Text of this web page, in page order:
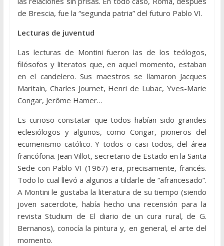
de Brescia, fue la “segunda patria” del futuro Pablo VI.
Lecturas de juventud
Las lecturas de Montini fueron las de los teólogos,
filósofos y literatos que, en aquel momento, estaban
en el candelero. Sus maestros se llamaron Jacques
Maritain, Charles Journet, Henri de Lubac, Yves-Marie
Congar, Jerôme Hamer…
Es curioso constatar que todos habían sido grandes
eclesiólogos y algunos, como Congar, pioneros del
ecumenismo católico. Y todos o casi todos, del área
francófona. Jean Villot, secretario de Estado en la Santa
Sede con Pablo VI (1967) era, precisamente, francés.
Todo lo cual llevó a algunos a tildarle de “afrancesado”.
A Montini le gustaba la literatura de su tiempo (siendo
joven sacerdote, había hecho una recensión para la
revista Studium de El diario de un cura rural, de G.
Bernanos), conocía la pintura y, en general, el arte del
momento.